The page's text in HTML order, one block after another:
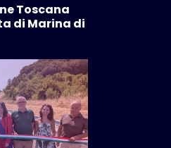
Toscana
di Marina di